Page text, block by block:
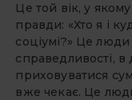
Це той вік, у
правди: «Хто я і
соціумі?» Це
справедливості,
приховуватися
вже чекає. Це